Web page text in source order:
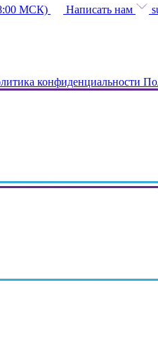
МСК)
Написать нам
конфиденциальности